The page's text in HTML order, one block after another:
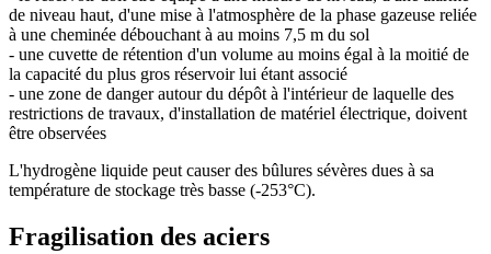
de niveau haut, d'une mise à l'atmosphère de la phase gazeuse reliée
à une cheminée débouchant à au moins 7,5 m du sol
- une cuvette de rétention d'un volume au moins égal à la moitié de
la capacité du plus gros réservoir lui étant associé
- une zone de danger autour du dépôt à l'intérieur de laquelle des
restrictions de travaux, d'installation de matériel électrique, doivent
être observées
L'hydrogène liquide peut causer des bûlures sévères dues à sa
température de stockage très basse (-253°C).
Fragilisation des aciers